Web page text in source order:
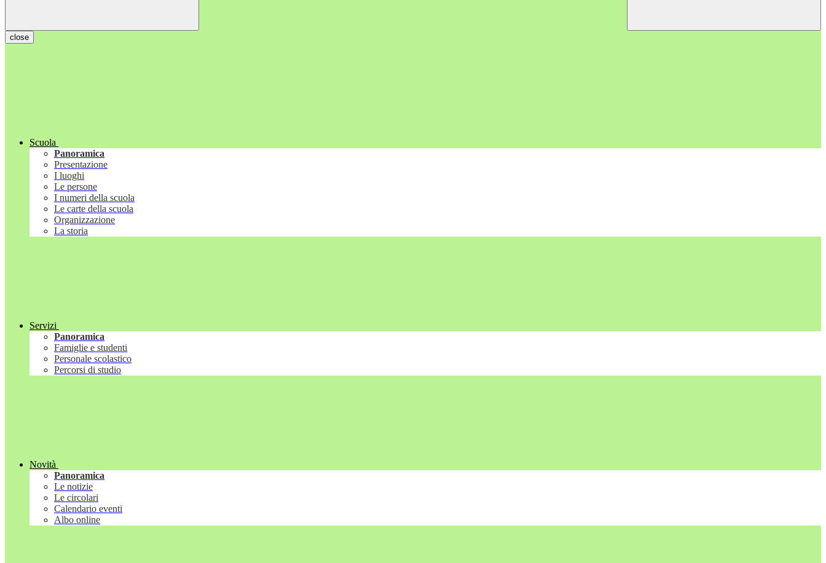
close
Scuola
Panoramica
Presentazione
I luoghi
Le persone
I numeri della scuola
Le carte della scuola
Organizzazione
La storia
Servizi
Panoramica
Famiglie e studenti
Personale scolastico
Percorsi di studio
Novità
Panoramica
Le notizie
Le circolari
Calendario eventi
Albo online